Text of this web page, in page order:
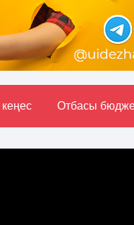
Отбасы